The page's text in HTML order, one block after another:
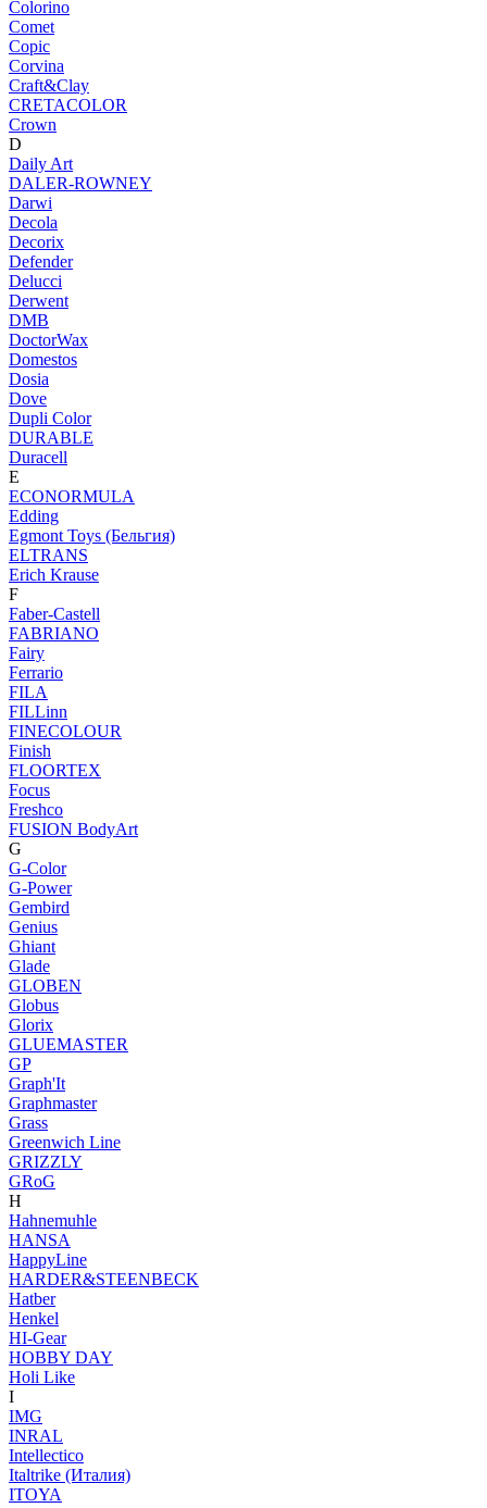
Colorino
Comet
Copic
Corvina
Craft&Clay
CRETACOLOR
Crown
D
Daily Art
DALER-ROWNEY
Darwi
Decola
Decorix
Defender
Delucci
Derwent
DMB
DoctorWax
Domestos
Dosia
Dove
Dupli Color
DURABLE
Duracell
E
ECONORMULA
Edding
Egmont Toys (Бельгия)
ELTRANS
Erich Krause
F
Faber-Castell
FABRIANO
Fairy
Ferrario
FILA
FILLinn
FINECOLOUR
Finish
FLOORTEX
Focus
Freshco
FUSION BodyArt
G
G-Color
G-Power
Gembird
Genius
Ghiant
Glade
GLOBEN
Globus
Glorix
GLUEMASTER
GP
Graph'It
Graphmaster
Grass
Greenwich Line
GRIZZLY
GRoG
H
Hahnemuhle
HANSA
HappyLine
HARDER&STEENBECK
Hatber
Henkel
HI-Gear
HOBBY DAY
Holi Like
I
IMG
INRAL
Intellectico
Italtrike (Италия)
ITOYA